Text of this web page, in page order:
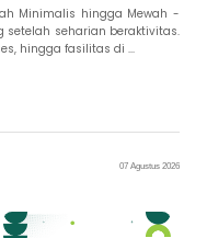
Minimalis hingga Mewah -
setelah seharian beraktivitas.
hingga fasilitas di ...
07 Agustus 2026